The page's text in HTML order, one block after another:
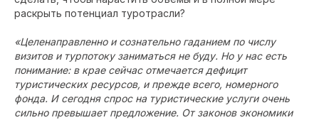
раскрыть потенциал туротрасли?
«Целенаправленно и сознательно гаданием по числу
визитов и турпотоку заниматься не буду. Но у нас есть
понимание: в крае сейчас отмечается дефицит
туристических ресурсов, и прежде всего, номерного
фонда. И сегодня спрос на туристические услуги очень
сильно превышает предложение. От законов экономики